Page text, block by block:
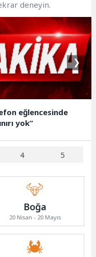
deneyin.
eğlencesinde
yok”
❯
4 5
Boğa
20 Nisan - 20 Mayıs